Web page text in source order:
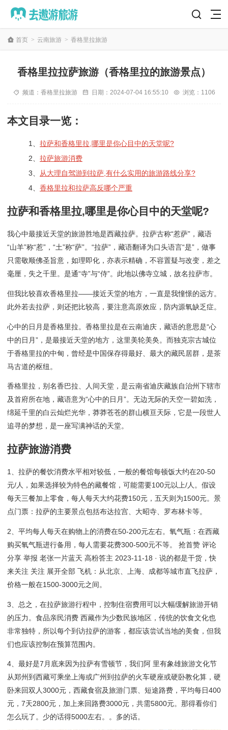
首页 > 云南旅游 > 香格里拉旅游
香格里拉拉萨旅游（香格里拉的旅游景点）
频道： 香格里拉旅游 日期： 2024-07-04 16:55:10 浏览：1106
本文目录一览：
1、 拉萨和香格里拉,哪里是你心目中的天堂呢?
2、 拉萨旅游消费
3、
从大理自驾游到拉萨,有什么实用的旅游路线分享?
4、 香格里拉和拉萨高反哪个严重
拉萨和香格里拉,哪里是你心目中的天堂呢?
我心中最接近天堂的旅游胜地是西藏拉萨。拉萨古称“惹萨”，藏语
“山羊”称“惹”，“土”称“萨”。“拉萨”，藏语翻译为口头语言“是”，做事
只需敬顺佛圣旨意，如理即化，亦表示精确，不容置疑与改变，差之
毫厘，失之千里。是通“寺”与“侍”。此地以佛寺立城，故名拉萨市。
但我比较喜欢香格里拉——接近天堂的地方，一直是我憧憬的远方。
此外若去拉萨，则还把比较高，要注意高原效应，防内源氧缺乏症。
心中的日月是香格里拉。香格里拉是在云南迪庆，藏语的意思是“心
中的日月”，是最接近天堂的地方，这里美轮美奂。而独克宗古城位
于香格里拉的中甸，曾经是中国保存得最好、最大的藏民居群，是茶
马古道的枢纽。
香格里拉，别名香巴拉、人间天堂，是云南省迪庆藏族自治州下辖市
及首府所在地，藏语意为“心中的日月”。无边无际的天空一碧如洗，
绵延千里的白云灿烂光华，莽莽苍苍的群山横亘天际，它是一段世人
追寻的梦想，是一座写满神话的天堂。
拉萨旅游消费
1、拉萨的餐饮消费水平相对较低，一般的餐馆每顿饭大约在20-50
元/人，如果选择较为特色的藏餐馆，可能需要100元以上/人。假设
每天三餐加上零食，每人每天大约花费150元，五天则为1500元。景
点门票：拉萨的主要景点包括布达拉宫、大昭寺、罗布林卡等。
2、平均每人每天在购物上的消费在50-200元左右。氧气瓶：在西藏
购买氧气瓶进行备用，每人需要花费300-500元不等。 抢首赞 评论
分享 举报 老张一片蓝天 高粉答主 2023-11-18 · 说的都是干货，快
来关注 关注 展开全部 飞机：从北京、上海、成都等城市直飞拉萨，
价格一般在1500-3000元之间。
3、总之，在拉萨旅游行程中，控制住宿费用可以大幅缓解旅游开销
的压力。食品亲民消费 西藏作为少数民族地区，传统的饮食文化也
非常独特，所以每个到访拉萨的游客，都应该尝试当地的美食，但我
们也应该控制在预算范围内。
4、最好是7月底来因为拉萨有雪顿节，我们阿 里有象雄旅游文化节
从郑州到西藏可乘坐上海或广州到拉萨的火车硬座或硬卧教化算，硬
卧来回双人3000元，西藏食宿及旅游门票、短途路费，平均每日400
元，7天2800元，加上来回路费3000元，共需5800元。那得看你们
怎么玩了。少的话得5000左右。。多的话。